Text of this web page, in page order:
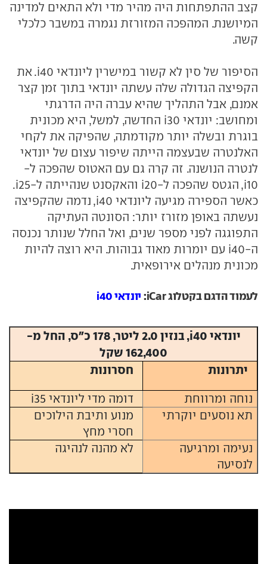
קצב ההתפתחות היה מהיר מדי ולא התאים למדינה
המיושנת. המהפכה המזורזת נגמרה במשבר כלכלי
קשה.
הסיפור של סין לא קשור במישרין ליונדאי i40. את
הקפיצה הגדולה שלה עשתה יונדאי בתוך זמן קצר
אמנם, אבל התהליך שהיא עברה היה הדרגתי
ומחושב: יונדאי i30 החדשה, למשל, היא מכונית
בוגרת ובשלה יותר מקודמתה, שהפיקה את לקחי
האלנטרה שבעצמה הייתה שיפור עצום של יונדאי
לנטרה הנושנה. זה קרה גם עם האטוס שהפכה ל-
i10, הגטס שהפכה ל-i20 והאקסנט שנהייתה ל-i25.
כאשר הספירה מגיעה ליונדאי i40, נדמה שהקפיצה
נעשתה באופן מזורז יותר: הסונטה העתיקה
התפוגגה לפני מספר שנים, ואל החלל שנותר נכנסה
ה-i40 עם יומרות מאוד גבוהות. היא רוצה להיות
מכונית מנהלים אירופאית.
לעמוד הדגם בקטלוג iCar: יונדאי i40
יונדאי i40, בנזין 2.0 ליטר, 178 כ"ס, החל מ-
162,400 שקל
יתרונות
חסרונות
נוחה ומרווחת
דומה מדי ליונדאי i35
תא נוסעים יוקרתי
מנוע ותיבת הילוכים
חסרי מחץ
נעימה ומרגיעה
לנסיעה
לא מהנה לנהיגה